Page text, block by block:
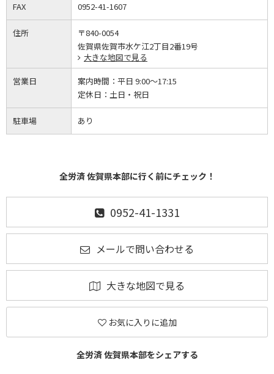
FAX 0952-41-1607
住所
〒840-0054
佐賀県佐賀市水ケ江2丁目2番19号
大きな地図で見る
営業日 案内時間： 平日 9:00～17:15
定休日： 土日・祝日
駐車場 あり
全労済 佐賀県本部に行く前にチェック！
0952-41-1331
メールで問い合わせる
大きな地図で見る
お気に入りに追加
全労済 佐賀県本部をシェアする